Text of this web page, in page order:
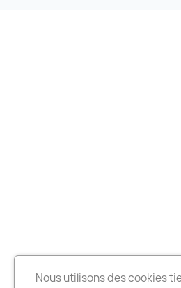
Nous utilisons des cookies